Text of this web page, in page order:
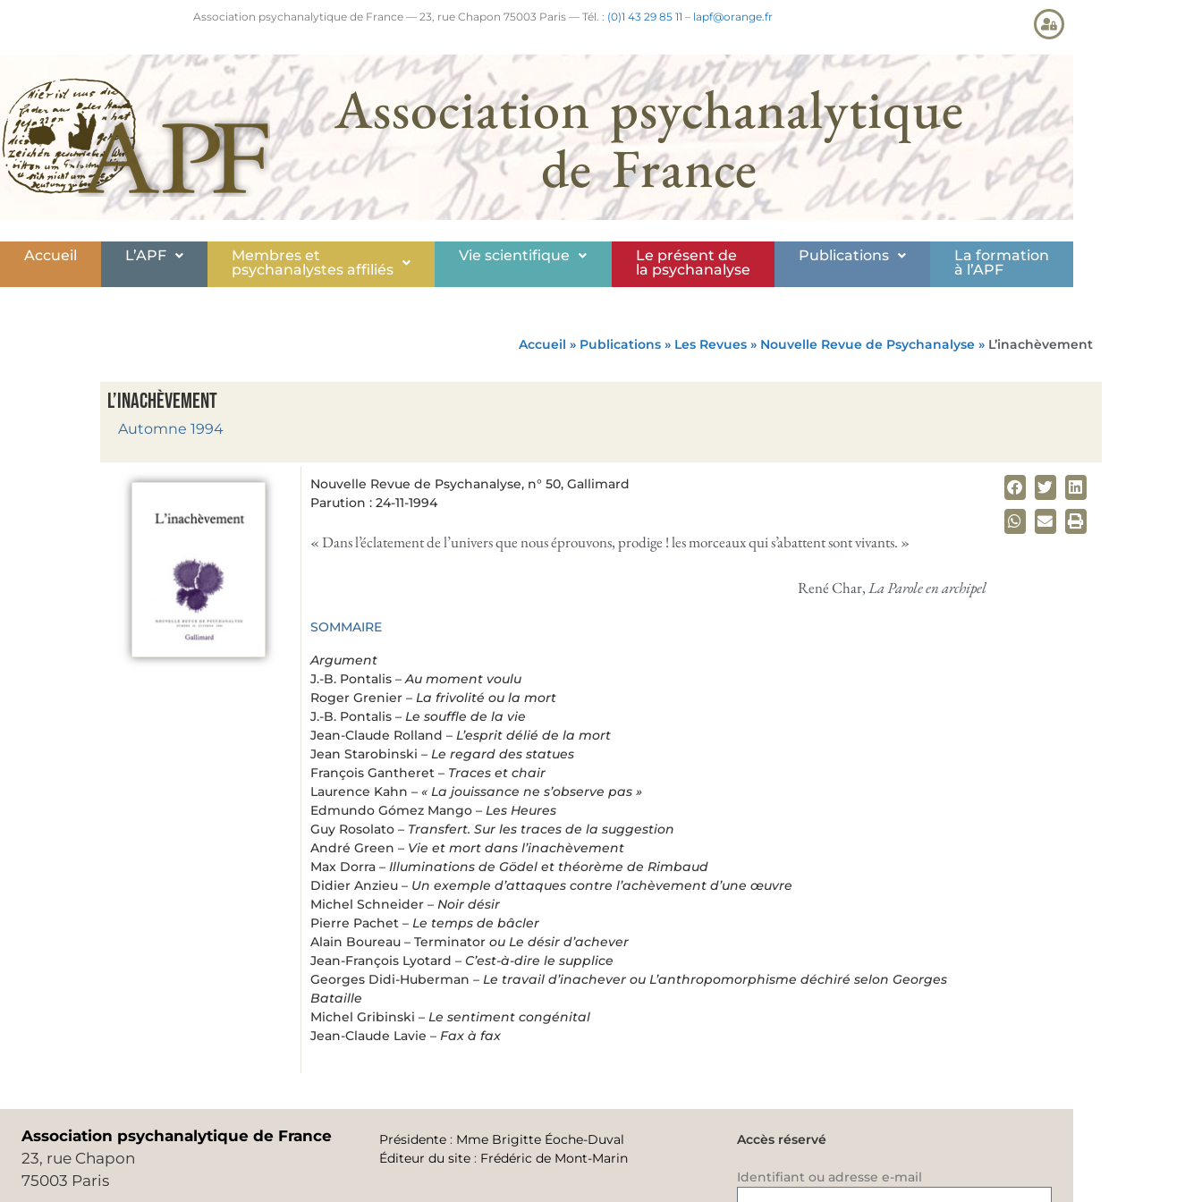
Association psychanalytique de France — 23, rue Chapon 75003 Paris — Tél. : (0)1 43 29 85 11 – lapf@orange.fr
Association psychanalytique
de France
Accueil L’APF
Membres et
psychanalystes affiliés
Vie scientifique
Le présent de
la psychanalyse
Publications
La formation
à l’APF
Accueil » Publications » Les Revues » Nouvelle Revue de Psychanalyse » L’inachèvement
L’inachèvement
Automne 1994
Nouvelle Revue de Psychanalyse, n° 50, Gallimard
Parution : 24-11-1994
« Dans l’éclatement de l’univers que nous éprouvons, prodige ! les morceaux qui s’abattent sont vivants. »
René Char,La Parole en archipel
SOMMAIRE
Argument
J.-B. Pontalis –Au moment voulu
Roger Grenier – La frivolité ou la mort
J.-B. Pontalis – Le souffle de la vie
Jean-Claude Rolland – L’esprit délié de la mort
Jean Starobinski – Le regard des statues
François Gantheret – Traces et chair
Laurence Kahn – « La jouissance ne s’observe pas »
Edmundo Gómez Mango – Les Heures
Guy Rosolato – Transfert. Sur les traces de la suggestion
André Green – Vie et mort dans l’inachèvement
Max Dorra – Illuminations de Gödel et théorème de Rimbaud
Didier Anzieu – Un exemple d’attaques contre l’achèvement d’une œuvre
Michel Schneider – Noir désir
Pierre Pachet – Le temps de bâcler
Alain Boureau – Terminator ou Le désir d’achever
Jean-François Lyotard – C’est-à-dire le supplice
Georges Didi-Huberman – Le travail d’inachever ou L’anthropomorphisme déchiré selon Georges
Bataille
Michel Gribinski – Le sentiment congénital
Jean-Claude Lavie – Fax à fax
Association psychanalytique de France
23, rue Chapon
75003 Paris
Présidente: Mme Brigitte Éoche-Duval
Éditeur du site: Frédéric de Mont-Marin
Accès réservé
Identifiant ou adresse e-mail